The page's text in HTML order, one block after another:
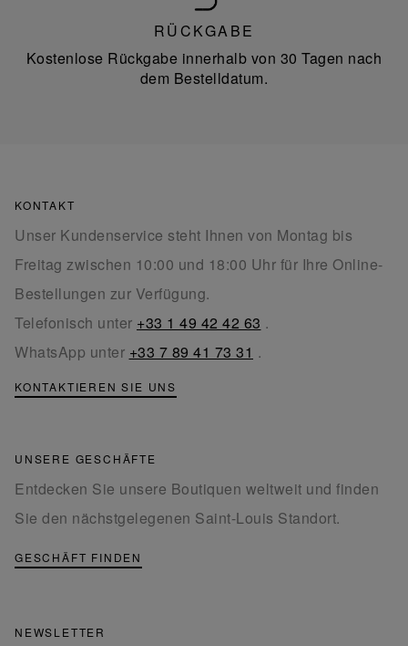
RÜCKGABE
Kostenlose Rückgabe innerhalb von 30 Tagen nach
dem Bestelldatum.
KONTAKT
Unser Kundenservice steht Ihnen von Montag bis
Freitag zwischen 10:00 und 18:00 Uhr für Ihre Online-
Bestellungen zur Verfügung.
Telefonisch unter +33 1 49 42 42 63 .
WhatsApp unter +33 7 89 41 73 31 .
KONTAKTIEREN SIE UNS
UNSERE GESCHÄFTE
Entdecken Sie unsere Boutiquen weltweit und finden
Sie den nächstgelegenen Saint-Louis Standort.
GESCHÄFT FINDEN
NEWSLETTER